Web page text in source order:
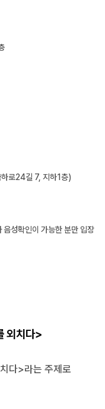
하로24길 7, 지하1층)
성확인이 가능한 분만 입장
외치다>
다>라는 주제로